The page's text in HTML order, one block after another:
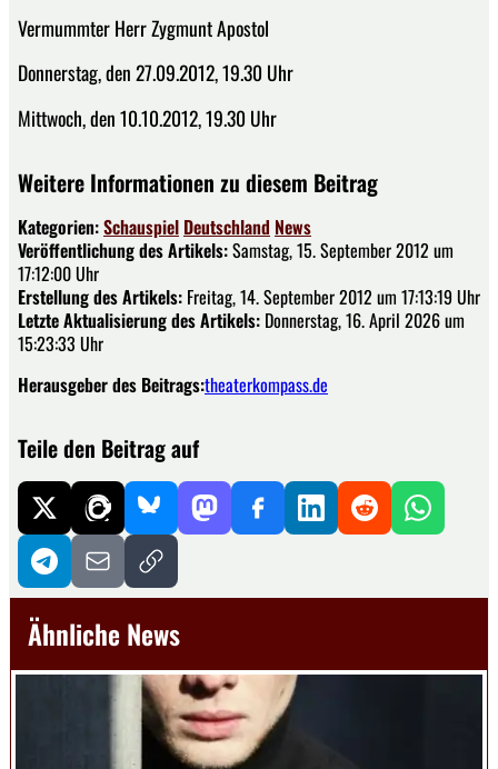
Vermummter Herr Zygmunt Apostol
Donnerstag, den 27.09.2012, 19.30 Uhr
Mittwoch, den 10.10.2012, 19.30 Uhr
Weitere Informationen zu diesem Beitrag
Kategorien:Schauspiel Deutschland News
Veröffentlichung des Artikels:Samstag, 15. September 2012 um
17:12:00 Uhr
Erstellung des Artikels: Freitag, 14. September 2012 um 17:13:19 Uhr
Letzte Aktualisierung des Artikels: Donnerstag, 16. April 2026 um
15:23:33 Uhr
Herausgeber des Beitrags:theaterkompass.de
Teile den Beitrag auf
Ähnliche News